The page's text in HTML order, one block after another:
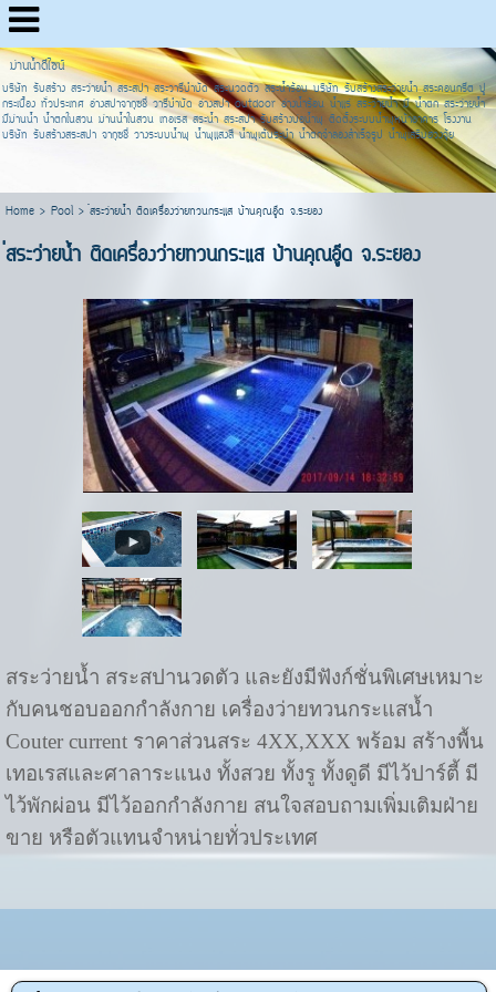
ม่านน้ำดีไซน์
บริษัท รับสร้าง สระว่ายน้ำ สระสปา สระวารีบำบัด สระนวดตัว สระน้ำร้อน บริษัท รับสร้างสระว่ายน้ำ สระคอนกรีต ปู
กระเบื้อง ทั่วประเทศ อ่างสปาจากุซชี่ วารีบำบัด อ่างสปา outdoor อ่างน้ำร้อน น้ำแร่ สระว่ายน้ำ มี น้ำตก สระว่ายน้ำ
มีม่านน้ำ น้ำตกในสวน ม่านน้ำในสวน เทอเรส สระน้ำ สระสปา รับสร้างบ่อน้ำพุ ติดตั้งระบบน้ำพุหน้าอาคาร โรงงาน
บริษัท รับสร้างสระสปา จากุซชี่ วางระบบน้ำพุ น้ำพุแสงสี น้ำพุเต้นระบำ น้ำตกจำลองสำเร็จรูป น้ำพุเสริมฮวงจุ้ย
Home> Pool> ่่สระว่ายน้ำ ติดเครื่องว่ายทวนกระแส บ้านคุณอู๊ด จ.ระยอง
่สระว่ายน้ำ ติดเครื่องว่ายทวนกระแส บ้านคุณอู๊ด จ.ระยอง
สระว่ายน้ำ สระสปานวดตัว และยังมีฟังก์ชั่นพิเศษเหมาะ
กับคนชอบออกกำลังกาย เครื่องว่ายทวนกระแสน้ำ
Couter current ราคาส่วนสระ 4XX,XXX พร้อม สร้างพื้น
เทอเรสและศาลาระแนง ทั้งสวย ทั้งรู ทั้งดูดี มีไว้ปาร์ตี้ มี
ไว้พักผ่อน มีไว้ออกกำลังกาย สนใจสอบถามเพิ่มเติมฝ่าย
ขาย หรือตัวแทนจำหน่ายทั่วประเทศ